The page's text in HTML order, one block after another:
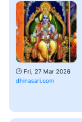
🕑 Fri, 27 Mar 2026
dhinasari.com